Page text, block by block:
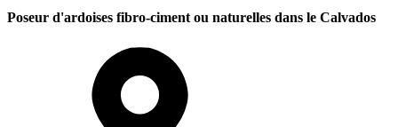
Poseur d'ardoises fibro-ciment ou naturelles dans le Calvados